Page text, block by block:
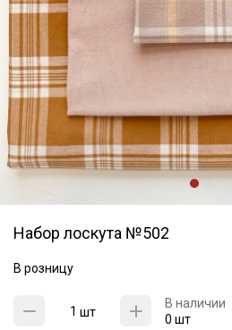
Набор лоскута №502
В розницу
шт
В наличии
0 шт